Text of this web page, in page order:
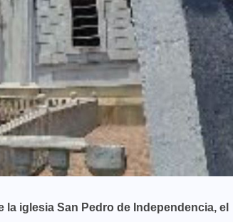
iglesia San Pedro de Independencia, el